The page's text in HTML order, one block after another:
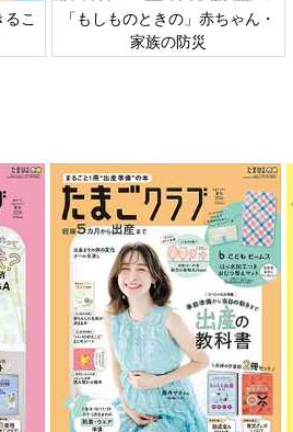
児科学会リーフレッ
六星占術 細木か